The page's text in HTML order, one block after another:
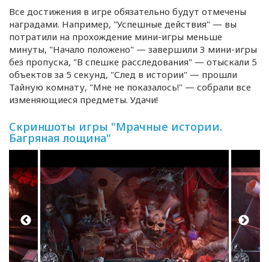
Все достижения в игре обязательно будут отмечены
наградами. Например, "Успешные действия" — вы
потратили на прохождение мини-игры меньше
минуты, "Начало положено" — завершили 3 мини-игры
без пропуска, "В спешке расследования" — отыскали 5
объектов за 5 секунд, "След в истории" — прошли
Тайную комнату, "Мне не показалось!" — собрали все
изменяющиеся предметы. Удачи!
Скриншоты игры "Мрачные истории.
Багряная лощина"